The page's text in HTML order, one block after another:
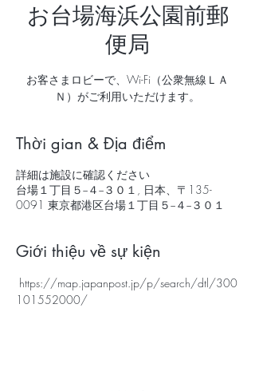
お台場海浜公園前郵
便局
お客さまロビーで、Wi-Fi（公衆無線ＬＡ
Ｎ）がご利用いただけます。
Thời gian & Địa điểm
詳細は施設に確認ください
台場１丁目５−４−３０１, 日本、〒135-
0091 東京都港区台場１丁目５−４−３０１
Giới thiệu về sự kiện
https://map.japanpost.jp/p/search/dtl/300
101552000/